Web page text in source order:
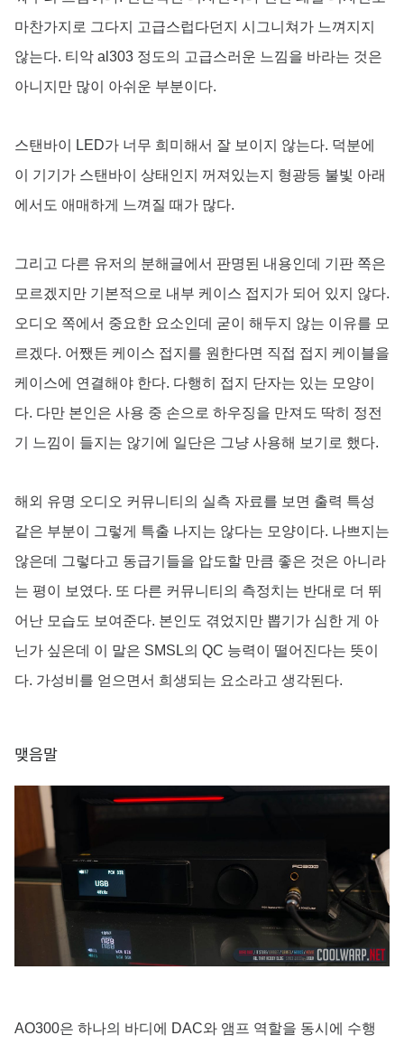
마찬가지로 그다지 고급스럽다던지 시그니쳐가 느껴지지
않는다. 티악 al303 정도의 고급스러운 느낌을 바라는 것은
아니지만 많이 아쉬운 부분이다.
스탠바이 LED가 너무 희미해서 잘 보이지 않는다. 덕분에
이 기기가 스탠바이 상태인지 꺼져있는지 형광등 불빛 아래
에서도 애매하게 느껴질 때가 많다.
그리고 다른 유저의 분해글에서 판명된 내용인데 기판 쪽은
모르겠지만 기본적으로 내부 케이스 접지가 되어 있지 않다.
오디오 쪽에서 중요한 요소인데 굳이 해두지 않는 이유를 모
르겠다. 어쨌든 케이스 접지를 원한다면 직접 접지 케이블을
케이스에 연결해야 한다. 다행히 접지 단자는 있는 모양이
다. 다만 본인은 사용 중 손으로 하우징을 만져도 딱히 정전
기 느낌이 들지는 않기에 일단은 그냥 사용해 보기로 했다.
해외 유명 오디오 커뮤니티의 실측 자료를 보면 출력 특성
같은 부분이 그렇게 특출 나지는 않다는 모양이다. 나쁘지는
않은데 그렇다고 동급기들을 압도할 만큼 좋은 것은 아니라
는 평이 보였다. 또 다른 커뮤니티의 측정치는 반대로 더 뛰
어난 모습도 보여준다. 본인도 겪었지만 뽑기가 심한 게 아
닌가 싶은데 이 말은 SMSL의 QC 능력이 떨어진다는 뜻이
다. 가성비를 얻으면서 희생되는 요소라고 생각된다.
맺음말
AO300은 하나의 바디에 DAC와 앰프 역할을 동시에 수행